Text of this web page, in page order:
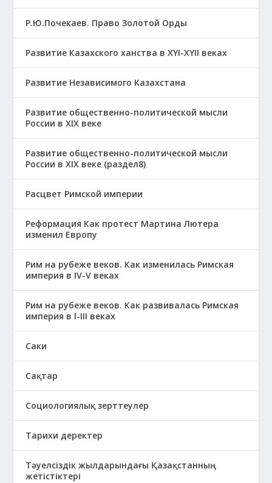
Р.Ю.Почекаев. Право Золотой Орды
Развитие Казахского ханства в ХҮІ-ХҮІІ веках
Развитие Независимого Казахстана
Развитие общественно-политической мысли
России в XIX веке
Развитие общественно-политической мысли
России в XIX веке (раздел8)
Расцвет Римской империи
Реформация Как протест Мартина Лютера
изменил Европу
Рим на рубеже веков. Как изменилась Римская
империя в IV-V веках
Рим на рубеже веков. Как развивалась Римская
империя в І-ІІІ веках
Саки
Сақтар
Социологиялық зерттеулер
Тарихи деректер
Тәуелсіздік жылдарындағы Қазақстанның
жетістіктері